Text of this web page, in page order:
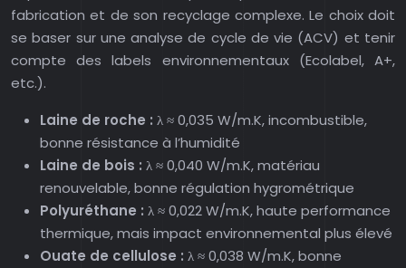
fabrication et de son recyclage complexe. Le choix doit
se baser sur une analyse de cycle de vie (ACV) et tenir
compte des labels environnementaux (Ecolabel, A+,
etc.).
Laine de roche : λ ≈ 0,035 W/m.K, incombustible,
bonne résistance à l’humidité
Laine de bois : λ ≈ 0,040 W/m.K, matériau
renouvelable, bonne régulation hygrométrique
Polyuréthane : λ ≈ 0,022 W/m.K, haute performance
thermique, mais impact environnemental plus élevé
Ouate de cellulose : λ ≈ 0,038 W/m.K, bonne